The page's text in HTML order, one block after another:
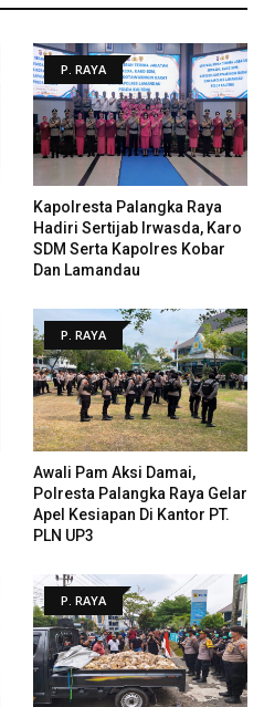
P. RAYA
Kapolresta Palangka Raya
Hadiri Sertijab Irwasda, Karo
SDM Serta Kapolres Kobar
Dan Lamandau
P. RAYA
Awali Pam Aksi Damai,
Polresta Palangka Raya Gelar
Apel Kesiapan Di Kantor PT.
PLN UP3
P. RAYA